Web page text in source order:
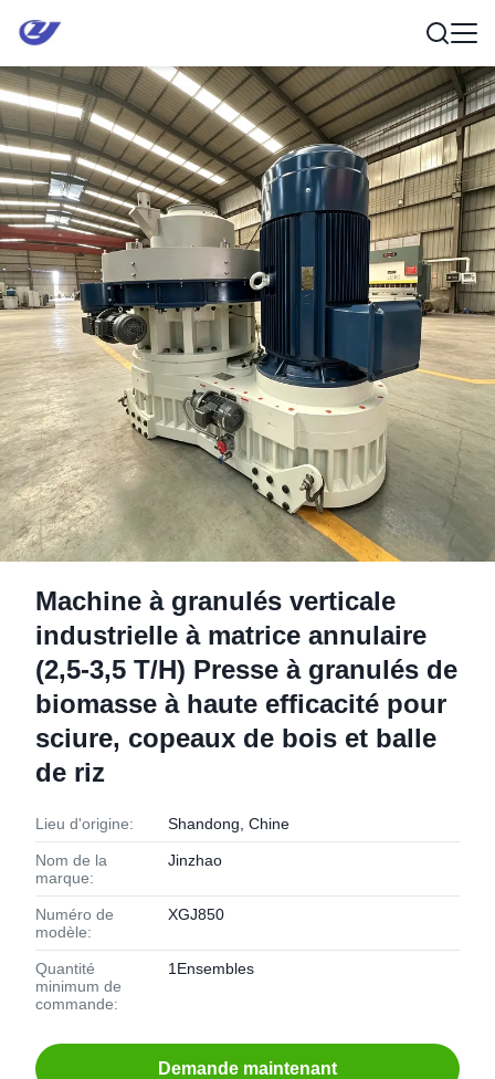
Machine à granulés verticale
industrielle à matrice annulaire
(2,5-3,5 T/H) Presse à granulés de
biomasse à haute efficacité pour
sciure, copeaux de bois et balle
de riz
Lieu d'origine: Shandong, Chine
Nom de la
marque:
Jinzhao
Numéro de
modèle:
XGJ850
Quantité
minimum de
commande:
1Ensembles
Demande maintenant